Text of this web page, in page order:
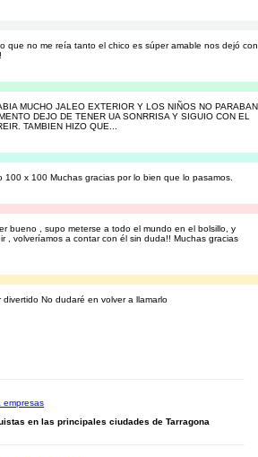
que no me reía tanto el chico es súper amable nos dejó con
MUCHO JALEO EXTERIOR Y LOS NIÑOS NO PARABAN
DEJO DE TENER UA SONRRISA Y SIGUIO CON EL
TAMBIEN HIZO QUE...
100 x 100 Muchas gracias por lo bien que lo pasamos.
bueno , supo meterse a todo el mundo en el bolsillo, y
, volveríamos a contar con él sin duda!! Muchas gracias
No dudaré en volver a llamarlo
empresas
en las principales ciudades de Tarragona